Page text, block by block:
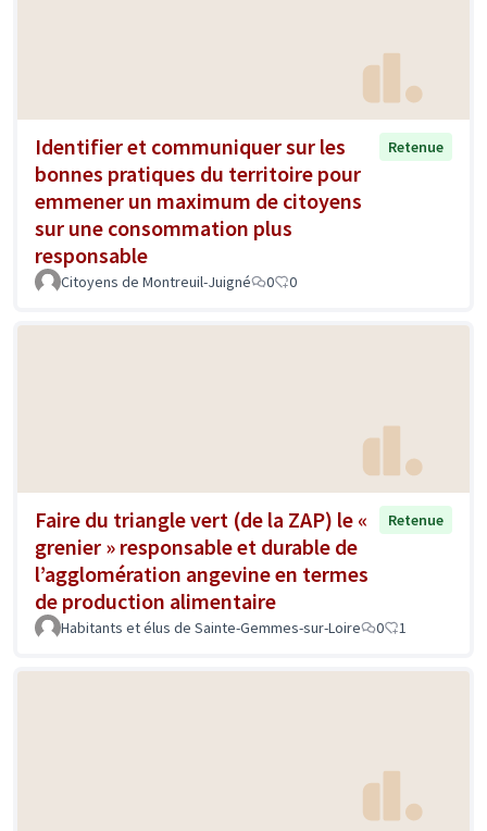
Identifier et communiquer sur les
bonnes pratiques du territoire pour
emmener un maximum de citoyens
sur une consommation plus
responsable
Retenue
Citoyens de Montreuil-Juigné 0 0
Faire du triangle vert (de la ZAP) le «
grenier » responsable et durable de
l’agglomération angevine en termes
de production alimentaire
Retenue
Habitants et élus de Sainte-Gemmes-sur-Loire 0 1